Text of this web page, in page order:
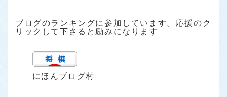
ブログのランキングに参加しています。応援のク
リックして下さると励みになります
にほんブログ村